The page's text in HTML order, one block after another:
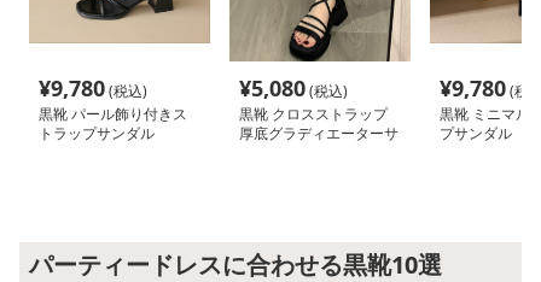
¥9,780(税込)
黒靴 パール飾り付きス
トラップサンダル
¥5,080(税込)
黒靴 クロスストラップ
厚底グラディエーターサ
¥9,780(税
黒靴 ミニマル
プサンダル
パーティードレスに合わせる黒靴10選